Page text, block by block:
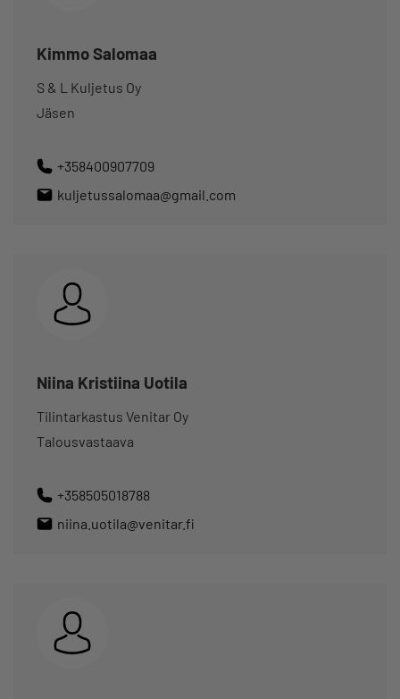
Kimmo Salomaa
S & L Kuljetus Oy
Jäsen
+358400907709
kuljetussalomaa@gmail.com
Niina Kristiina Uotila
Tilintarkastus Venitar Oy
Talousvastaava
+358505018788
niina.uotila@venitar.fi